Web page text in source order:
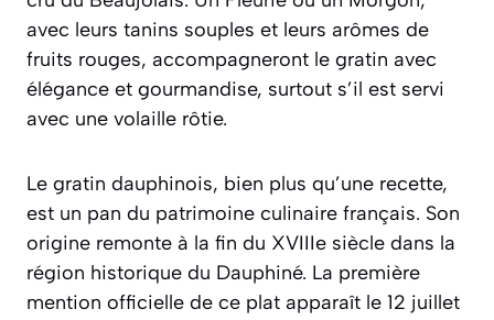
avec leurs tanins souples et leurs arômes de
fruits rouges, accompagneront le gratin avec
élégance et gourmandise, surtout s’il est servi
avec une volaille rôtie.
Le gratin dauphinois, bien plus qu’une recette,
est un pan du patrimoine culinaire français. Son
origine remonte à la fin du XVIIIe siècle dans la
région historique du Dauphiné. La première
mention officielle de ce plat apparaît le 12 juillet